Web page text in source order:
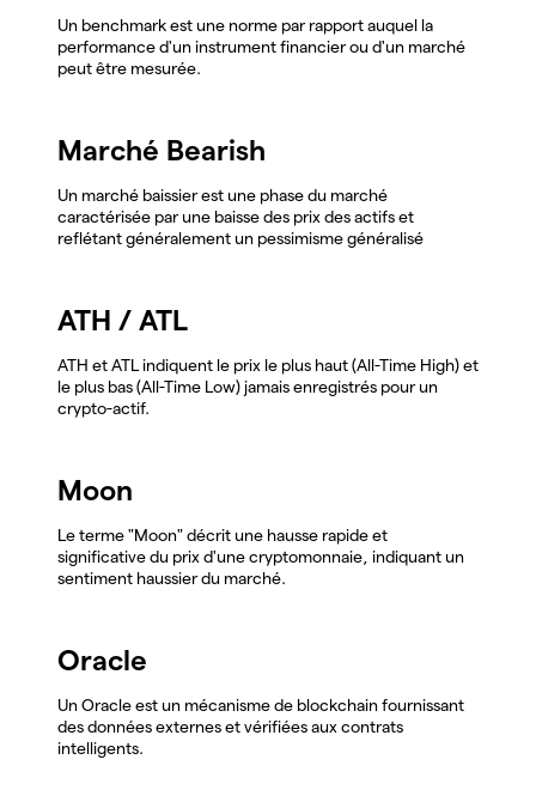
Un benchmark est une norme par rapport auquel la
performance d'un instrument financier ou d'un marché
peut être mesurée.
Marché Bearish
Un marché baissier est une phase du marché
caractérisée par une baisse des prix des actifs et
reflétant généralement un pessimisme généralisé
ATH / ATL
ATH et ATL indiquent le prix le plus haut (All-Time High) et
le plus bas (All-Time Low) jamais enregistrés pour un
crypto-actif.
Moon
Le terme "Moon" décrit une hausse rapide et
significative du prix d'une cryptomonnaie, indiquant un
sentiment haussier du marché.
Oracle
Un Oracle est un mécanisme de blockchain fournissant
des données externes et vérifiées aux contrats
intelligents.